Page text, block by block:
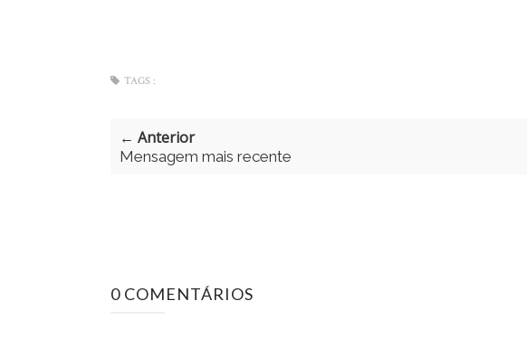
TAGS :
← Anterior
Mensagem mais recente
0 COMENTÁRIOS